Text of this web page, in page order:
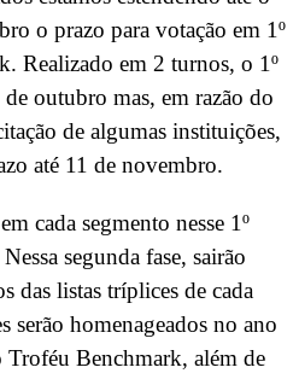
o prazo para votação em 1º
Realizado em 2 turnos, o 1º
outubro mas, em razão do
de algumas instituições,
até 11 de novembro.
cada segmento nesse 1º
segunda fase, sairão
das listas tríplices de cada
serão homenageados no ano
Troféu Benchmark, além de